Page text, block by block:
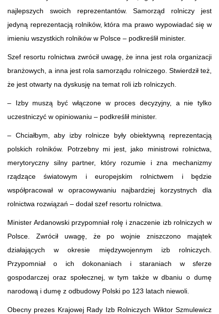
najlepszych swoich reprezentantów. Samorząd rolniczy jest
jedyną reprezentacją rolników, która ma prawo wypowiadać się w
imieniu wszystkich rolników w Polsce – podkreślił minister.
Szef resortu rolnictwa zwrócił uwagę, że inna jest rola organizacji
branżowych, a inna jest rola samorządu rolniczego. Stwierdził też,
że jest otwarty na dyskusję na temat roli izb rolniczych.
– Izby muszą być włączone w proces decyzyjny, a nie tylko
uczestniczyć w opiniowaniu – podkreślił minister.
– Chciałbym, aby izby rolnicze były obiektywną reprezentacją
polskich rolników. Potrzebny mi jest, jako ministrowi rolnictwa,
merytoryczny silny partner, który rozumie i zna mechanizmy
rządzące światowym i europejskim rolnictwem i będzie
współpracował w opracowywaniu najbardziej korzystnych dla
rolnictwa rozwiązań – dodał szef resortu rolnictwa.
Minister Ardanowski przypomniał rolę i znaczenie izb rolniczych w
Polsce. Zwrócił uwagę, że po wojnie zniszczono majątek
działających w okresie międzywojennym izb rolniczych.
Przypomniał o ich dokonaniach i staraniach w sferze
gospodarczej oraz społecznej, w tym także w dbaniu o dumę
narodową i dumę z odbudowy Polski po 123 latach niewoli.
Obecny prezes Krajowej Rady Izb Rolniczych Wiktor Szmulewicz